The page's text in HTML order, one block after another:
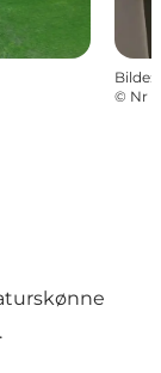
Bilde:
© Nr